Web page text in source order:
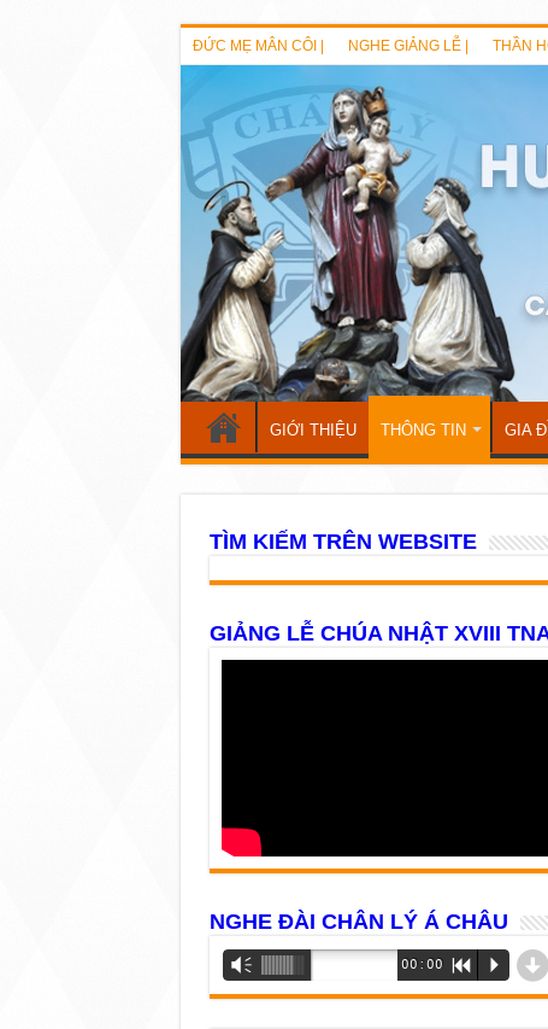
ĐỨC MẸ MÂN CÔI | NGHE GIẢNG LỄ | THẦN
GIỚI THIỆU THÔNG TIN GIA
TÌM KIẾM TRÊN WEBSITE
GIẢNG LỄ CHÚA NHẬT XVIII
NGHE ĐÀI CHÂN LÝ Á CHÂU
Trình
phát
âm
Vm 00:00 R P d